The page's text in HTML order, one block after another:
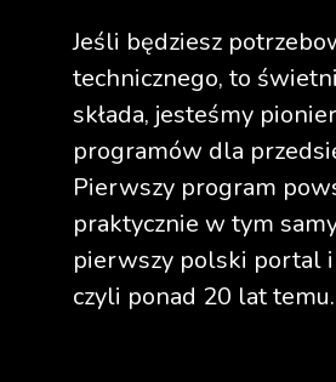
Jeśli będziesz
technicznego, to
składa, jesteśmy
programów dla
Pierwszy program
praktycznie w tym
pierwszy polski portal
czyli ponad 20 lat temu.